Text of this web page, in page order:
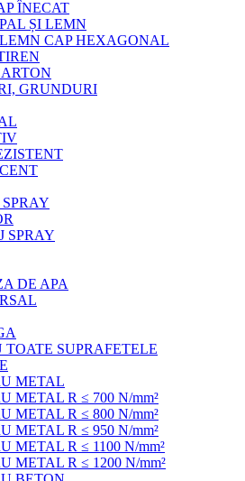
ÎNECAT
ȘI LEMN
CAP HEXAGONAL
GRUNDURI
SPRAY
DE APA
TOATE SUPRAFETELE
METAL
METAL R ≤ 700 N/mm²
METAL R ≤ 800 N/mm²
METAL R ≤ 950 N/mm²
METAL R ≤ 1100 N/mm²
METAL R ≤ 1200 N/mm²